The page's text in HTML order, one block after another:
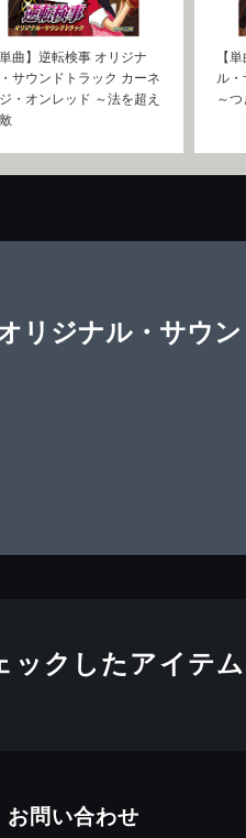
単曲】逆転検事 オリジナ
サウンドトラック カーネ
・オンレッド ～法を超え
【
ル
～
リジナル・サウ
ックしたアイテム
お問い合わせ